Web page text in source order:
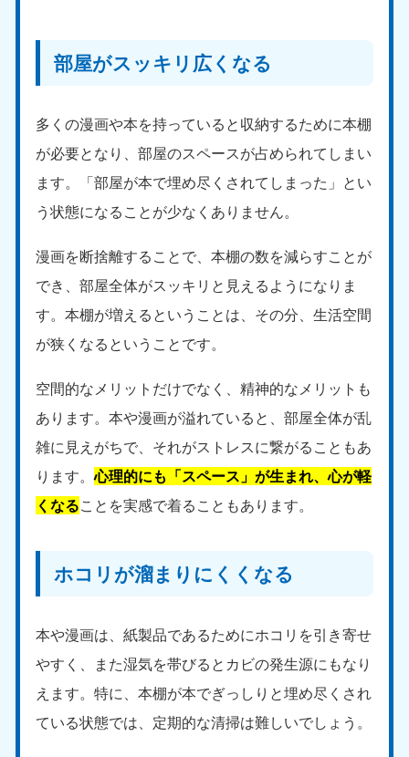
部屋がスッキリ広くなる
多くの漫画や本を持っていると収納するために本棚
が必要となり、部屋のスペースが占められてしまい
ます。「部屋が本で埋め尽くされてしまった」とい
う状態になることが少なくありません。
漫画を断捨離することで、本棚の数を減らすことが
でき、部屋全体がスッキリと見えるようになりま
す。本棚が増えるということは、その分、生活空間
が狭くなるということです。
空間的なメリットだけでなく、精神的なメリットも
あります。本や漫画が溢れていると、部屋全体が乱
雑に見えがちで、それがストレスに繋がることもあ
ります。心理的にも「スペース」が生まれ、心が軽
くなることを実感で着ることもあります。
ホコリが溜まりにくくなる
本や漫画は、紙製品であるためにホコリを引き寄せ
やすく、また湿気を帯びるとカビの発生源にもなり
えます。特に、本棚が本でぎっしりと埋め尽くされ
ている状態では、定期的な清掃は難しいでしょう。
大阪府
050-1881-5250
兵庫県
050-1881-5249
9:00〜19:00 年中無休
050-1881-5254
9:00〜19:00 年中無休
滋賀県
050-1881-5253
9:00〜19:00 年中無休
京都府
050-1881-5252
9:00〜19:00 年中無休
和歌山県
050-1881-5248
9:00〜19:00 年中無休
岡山県
050-1881-5146
9:00〜19:00 年中無休
山口県
050-1880-9900
9:00〜19:00 年中無休
広島県
050-1881-5144
鳥取県
050-1881-5156
島根県
050-1881-5145
香川県
050-1880-9899
9:00〜19:00 年中無休
徳島県
050-1880-9898
9:00〜19:00 年中無休